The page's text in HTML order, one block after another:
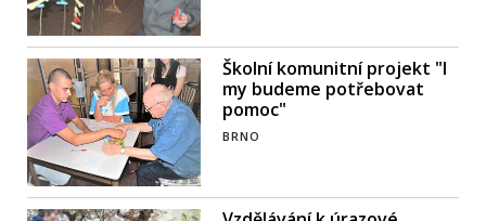
Školní komunitní projekt "I
my budeme potřebovat
pomoc"
BRNO